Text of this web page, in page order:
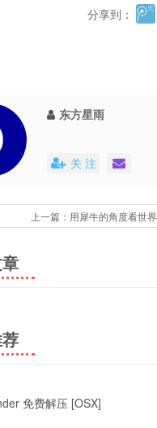
分享到：
东方星雨
关 注
上一篇：用犀牛的角度看世界
免费解压 [OSX]